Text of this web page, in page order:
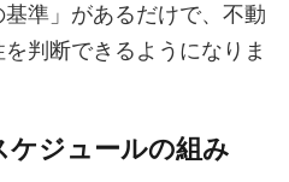
準」があるだけで、不動
判断できるようになりま
ケジュールの組み